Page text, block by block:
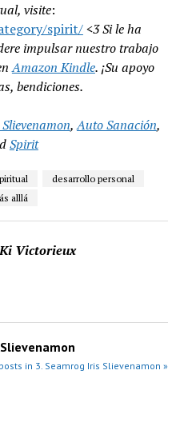
visite:
spirit/<3 Si le ha
impulsar nuestro trabajo
Amazon Kindle. ¡Su apoyo
bendiciones.
,Auto Sanación,
Spirit
desarrollo personal
alllá
Victorieux
in 3. Seamrog Iris Slievenamon »